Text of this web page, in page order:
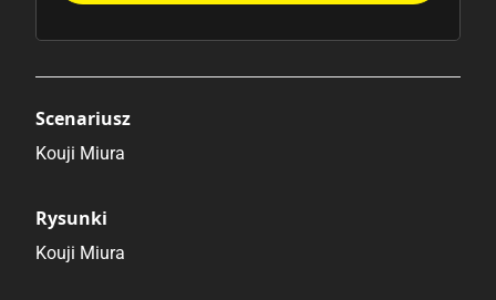
Scenariusz
Kouji Miura
Rysunki
Kouji Miura